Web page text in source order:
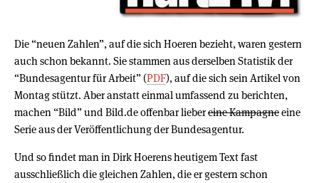
Die “neuen Zahlen”, auf die sich Hoeren bezieht, waren gestern
auch schon bekannt. Sie stammen aus derselben Statistik der
“Bundesagentur für Arbeit” (PDF), auf die sich sein Artikel von
Montag stützt. Aber anstatt einmal umfassend zu berichten,
machen “Bild” und Bild.de offenbar liebereine Kampagneeine
Serie aus der Veröffentlichung der Bundesagentur.
Und so findet man in Dirk Hoerens heutigem Text fast
ausschließlich die gleichen Zahlen, die er gestern schon